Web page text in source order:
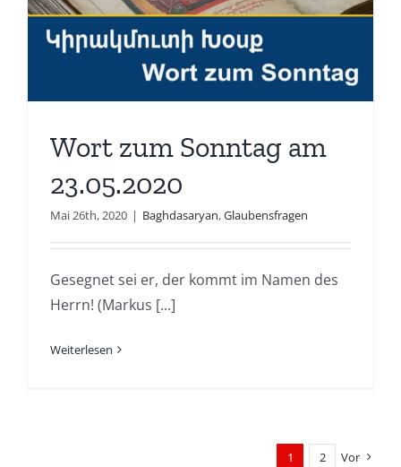
Wort zum Sonntag am
23.05.2020
Mai 26th, 2020 | Baghdasaryan,Glaubensfragen
Gesegnet sei er, der kommt im Namen des
Herrn! (Markus [...]
Weiterlesen
1 2 Vor